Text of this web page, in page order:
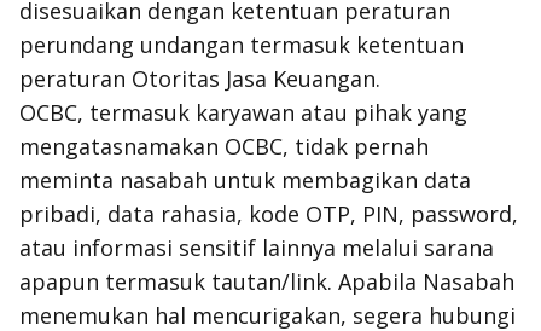
disesuaikan dengan ketentuan peraturan
perundang undangan termasuk ketentuan
peraturan Otoritas Jasa Keuangan.
OCBC, termasuk karyawan atau pihak yang
mengatasnamakan OCBC, tidak pernah
meminta nasabah untuk membagikan data
pribadi, data rahasia, kode OTP, PIN, password,
atau informasi sensitif lainnya melalui sarana
apapun termasuk tautan/link. Apabila Nasabah
menemukan hal mencurigakan, segera hubungi